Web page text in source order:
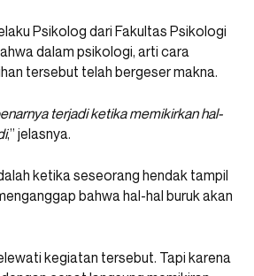
Psikolog dari Fakultas Psikologi
dalam psikologi, arti cara
tersebut telah bergeser makna.
terjadi ketika memikirkan hal-
,” jelasnya.
ketika seseorang hendak tampil
bahwa hal-hal buruk akan
kegiatan tersebut. Tapi karena